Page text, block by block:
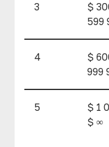
3
$
599
4
$
999
5
$ 1
$ ∞